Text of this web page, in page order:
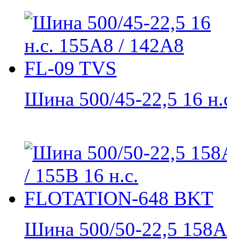
Шина 500/45-22,5 16
Шина 500/50-22,5